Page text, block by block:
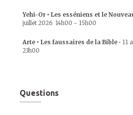
Yehi-Or • Les esséniens et le
juillet 2026 14h00 - 15h00
Arte • Les faussaires de la Bible • 11
23h00
Questions